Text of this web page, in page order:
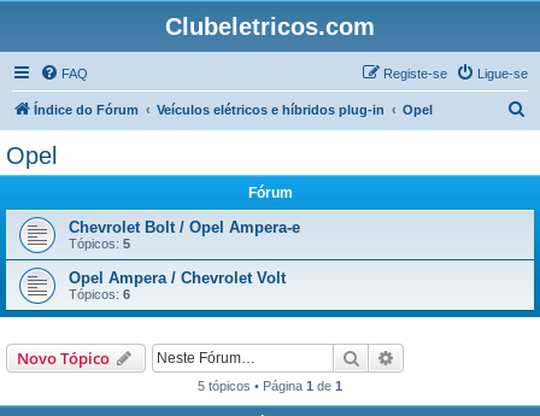
Clubeletricos.com
FAQ Ligue-se
Registe-se
Índice do Fórum Veículos elétricos e híbridos plug-in Opel
a
Opel
Fórum
Chevrolet Bolt / Opel Ampera-e
Tópicos: 5
Opel Ampera / Chevrolet Volt
Tópicos: 6
Novo Tópico Pesquisar
5 tópicos • Página 1 de 1